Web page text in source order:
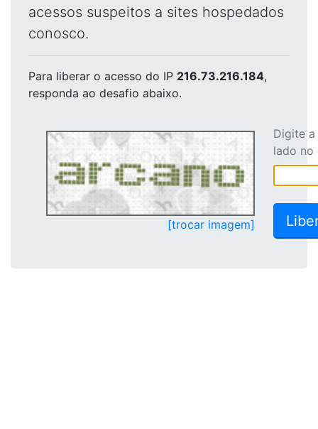
acessos suspeitos a sites hospedados
conosco.
Para liberar o acesso do IP 216.73.216.184,
responda ao desafio abaixo.
[trocar imagem]
Digite
lado no